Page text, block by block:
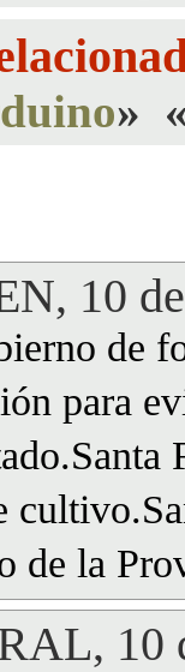
»
10
de
para
de la
10